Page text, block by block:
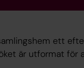
ett
är utformat